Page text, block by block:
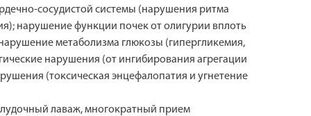
сосудистой системы (нарушения ритма
нарушение функции почек от олигурии вплоть
метаболизма глюкозы (гипергликемия,
нарушения (от ингибирования агрегации
(токсическая энцефалопатия и угнетение
лаваж, многократный прием